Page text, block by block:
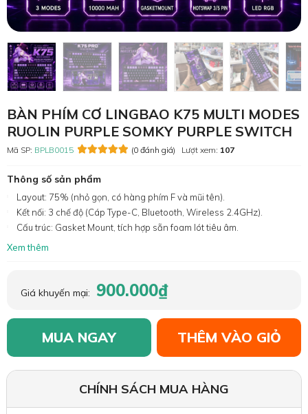
BÀN PHÍM CƠ LINGBAO K75 MULTI MODES
RUOLIN PURPLE SOMKY PURPLE SWITCH
Mã SP: BPLB0015 (0 đánh giá) Lượt xem: 107
Thông số sản phẩm
Layout: 75% (nhỏ gọn, có hàng phím F và mũi tên).
Kết nối: 3 chế độ (Cáp Type-C, Bluetooth, Wireless 2.4GHz).
Cấu trúc: Gasket Mount, tích hợp sẵn foam lót tiêu âm.
Xem thêm
Giá khuyến mại: 900.000₫
MUA NGAY THÊM VÀO GIỎ
CHÍNH SÁCH MUA HÀNG